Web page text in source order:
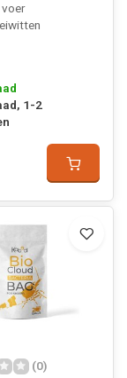
1-2
(0)